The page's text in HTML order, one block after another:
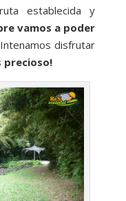
establecida y
vamos a poder
disfrutar
precioso!